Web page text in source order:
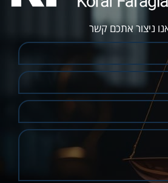
ניצור אתכם קשר